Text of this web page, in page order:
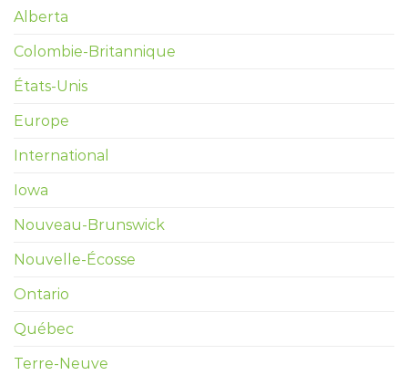
Alberta
Colombie-Britannique
États-Unis
Europe
International
Iowa
Nouveau-Brunswick
Nouvelle-Écosse
Ontario
Québec
Terre-Neuve